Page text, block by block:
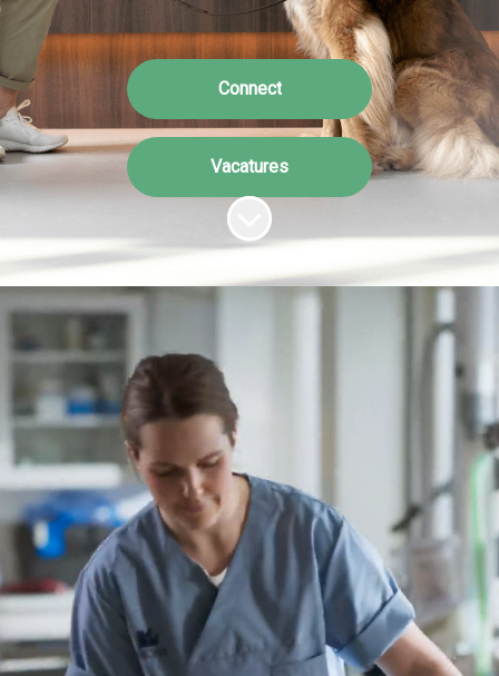
Connect
Vacatures
Naar content scrollen
Vacatures voor
dierenartsen,
paraveterinairen en
meer...
Werken bij AniCura? Op zoek naar een leuke
baan als paraveterinair, dierenarts, of ander